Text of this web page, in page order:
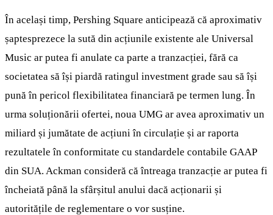
În același timp, Pershing Square anticipează că aproximativ
șaptesprezece la sută din acțiunile existente ale Universal
Music ar putea fi anulate ca parte a tranzacției, fără ca
societatea să își piardă ratingul investment grade sau să își
pună în pericol flexibilitatea financiară pe termen lung. În
urma soluționării ofertei, noua UMG ar avea aproximativ un
miliard și jumătate de acțiuni în circulație și ar raporta
rezultatele în conformitate cu standardele contabile GAAP
din SUA. Ackman consideră că întreaga tranzacție ar putea fi
încheiată până la sfârșitul anului dacă acționarii și
autoritățile de reglementare o vor susține.